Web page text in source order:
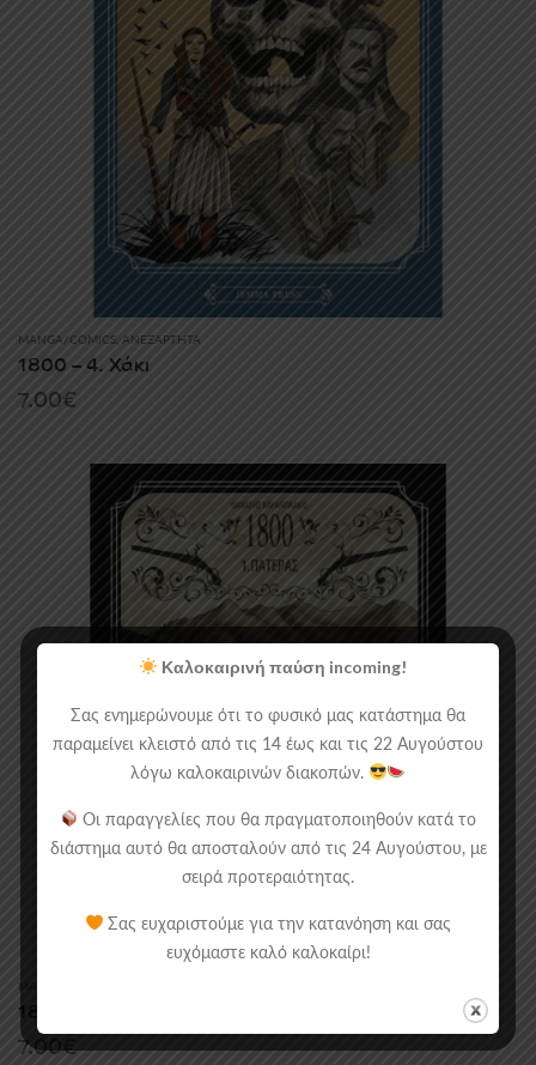
MANGA/COMICS, ΑΝΕΞΆΡΤΗΤΑ
1800 – 4. Χάκι
7.00€
MANGA/COMICS
1800 – 1. Πατέρας
7.00€
Καλοκαιρινή παύση incoming!
Σας ενημερώνουμε ότι το φυσικό μας κατάστημα θα
παραμείνει κλειστό από τις 14 έως και τις 22 Αυγούστου
λόγω καλοκαιρινών διακοπών.
Οι παραγγελίες που θα πραγματοποιηθούν κατά το
διάστημα αυτό θα αποσταλούν από τις 24 Αυγούστου, με
σειρά προτεραιότητας.
Σας ευχαριστούμε για την κατανόηση και σας
ευχόμαστε καλό καλοκαίρι!